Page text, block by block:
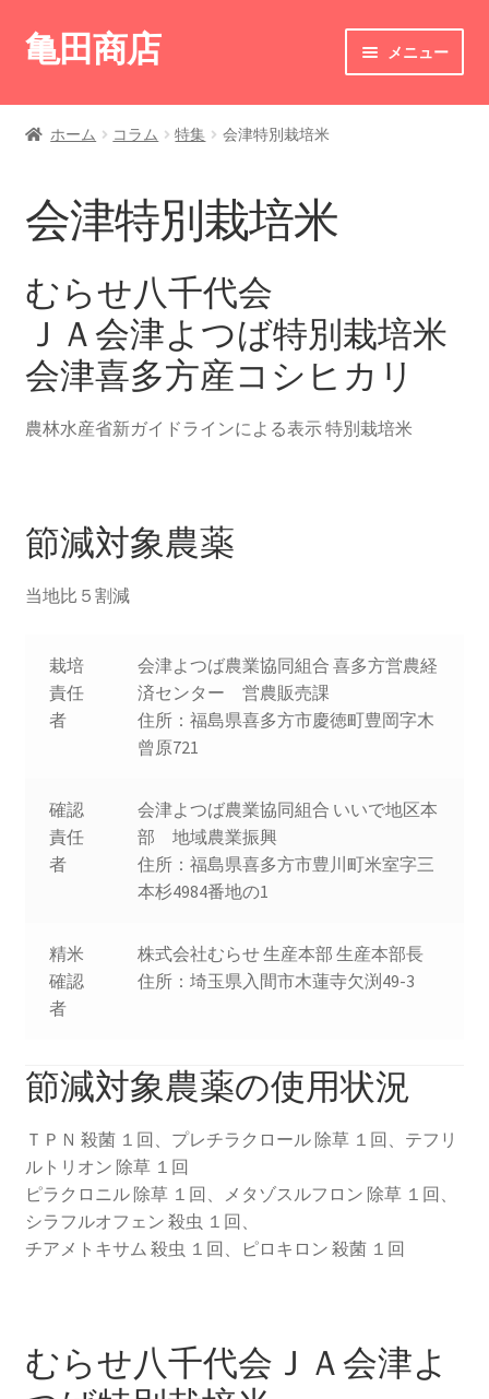
ナ
ビ
ー
ン
へ
キ
ッ
プ
コ
ン
ン
ス
キ
プ
亀田商店 メニュー
ホーム
配達
コラム
精米工場
サ
ブ
サポート
ホーム コラム 特集 会津特別栽培米
会津特別栽培米
むらせ八千代会
ＪＡ会津よつば特別栽培米
会津喜多方産コシヒカリ
農林水産省新ガイドラインによる表示 特別栽培米
節減対象農薬
当地比５割減
栽培
責任
者
会津よつば農業協同組合 喜多方営農経
済センター 営農販売課
住所：福島県喜多方市慶徳町豊岡字木
曾原721
確認
責任
者
会津よつば農業協同組合 いいで地区本
部 地域農業振興
住所：福島県喜多方市豊川町米室字三
本杉4984番地の1
精米
確認
者
株式会社むらせ 生産本部 生産本部長
住所：埼玉県入間市木蓮寺欠渕49-3
節減対象農薬の使用状況
ＴＰＮ 殺菌 １回、プレチラクロール 除草 １回、テフリ
ルトリオン 除草 １回
ピラクロニル 除草 １回、メタゾスルフロン 除草 １回、
シラフルオフェン 殺虫 １回、
チアメトキサム 殺虫 １回、ピロキロン 殺菌 １回
むらせ八千代会ＪＡ会津よ